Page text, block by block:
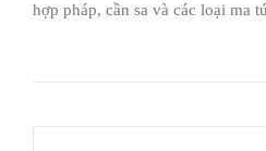
hợp pháp, cần sa và các loại ma